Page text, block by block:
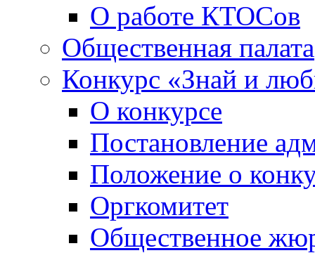
О работе КТОСов
Общественная палата
Конкурс «Знай и
О конкурсе
Постановление
Положение о
Оргкомитет
Общественное